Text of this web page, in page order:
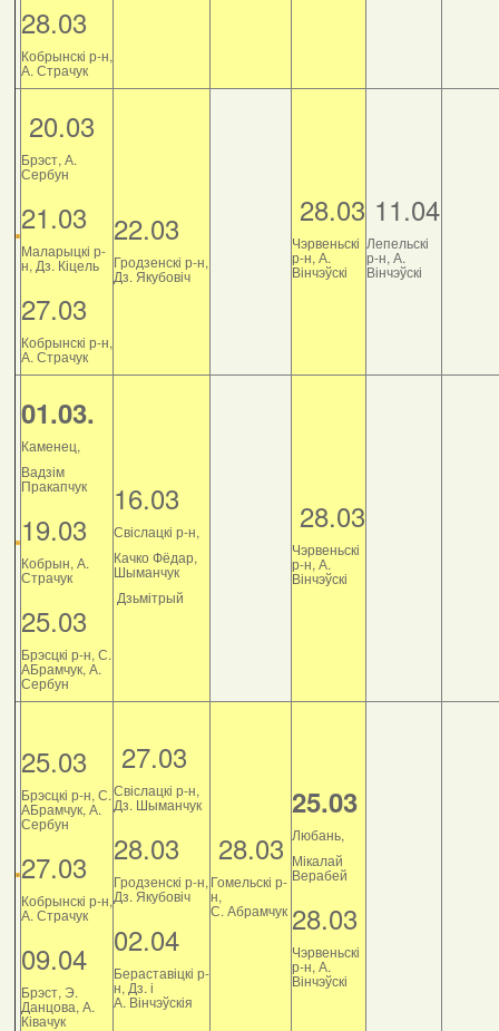
28.03
Кобрынскі р-н,
А. Страчук
20.03
Брэст, А.
Сербун
21.03
Маларыцкі р-
н, Дз. Кіцель
27.03
Кобрынскі р-н,
А. Страчук
22.03
Гродзенскі р-н,
Дз. Якубовіч
28.03
Чэрвеньскі
р-н, А.
Вінчэўскі
11.04
Лепельскі
р-н, А.
Вінчэўскі
01.03.
Каменец,
Вадзім
Пракапчук
19.03
Кобрын, А.
Страчук
25.03
Брэсцкі р-н, С.
АБрамчук, А.
Сербун
16.03
Свіслацкі р-н,
Качко Фёдар,
Шыманчук
Дзьмітрый
28.03
Чэрвеньскі
р-н, А.
Вінчэўскі
25.03
Брэсцкі р-н, С.
АБрамчук, А.
Сербун
27.03
Кобрынскі р-н,
А. Страчук
09.04
Брэст, Э.
Данцова, А.
Ківачук
27.03
Свіслацкі р-н,
Дз. Шыманчук
28.03
Гродзенскі р-н,
Дз. Якубовіч
02.04
Бераставіцкі р-
н, Дз. і
А. Вінчэўскія
28.03
Гомельскі р-
н,
С. Абрамчук
25.03
Любань,
Мікалай
Верабей
28.03
Чэрвеньскі
р-н, А.
Вінчэўскі